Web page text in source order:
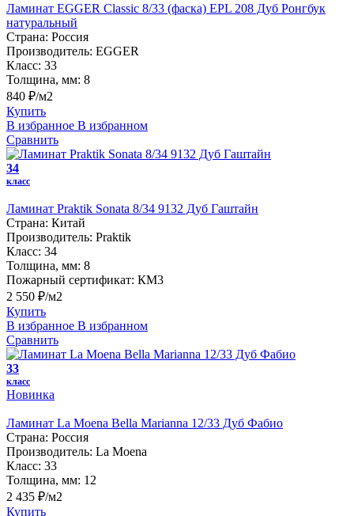
Ламинат EGGER Classic 8/33 (фаска) EPL 208 Дуб Ронгбук
натуральный
Страна: Россия
Производитель: EGGER
Класс: 33
Толщина, мм: 8
840 ₽/м2
Купить
В избранное В избранном
Сравнить
34
класс
Ламинат Praktik Sonata 8/34 9132 Дуб Гаштайн
Страна: Китай
Производитель: Praktik
Класс: 34
Толщина, мм: 8
Пожарный сертификат: КМ3
2 550 ₽/м2
Купить
В избранное В избранном
Сравнить
33
класс
Новинка
Ламинат La Moena Bella Marianna 12/33 Дуб Фабио
Страна: Россия
Производитель: La Moena
Класс: 33
Толщина, мм: 12
2 435 ₽/м2
Купить